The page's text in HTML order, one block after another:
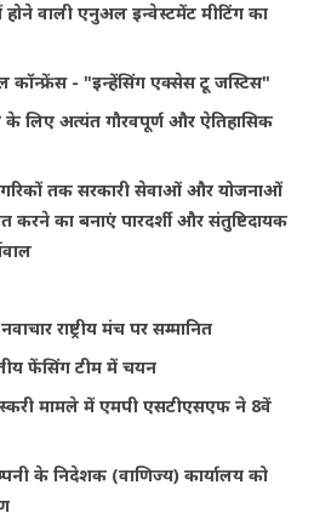
होने वाली एनुअल इन्वेस्टमेंट मीटिंग का
कॉन्फ्रेंस - "इन्हेंसिंग एक्सेस टू जस्टिस"
के लिए अत्यंत गौरवपूर्ण और ऐतिहासिक
तक सरकारी सेवाओं और योजनाओं
का बनाएं पारदर्शी और संतुष्टिदायक
राष्ट्रीय मंच पर सम्मानित
फेंसिंग टीम में चयन
मामले में एमपी एसटीएसएफ ने 8वें
के निदेशक (वाणिज्य) कार्यालय को